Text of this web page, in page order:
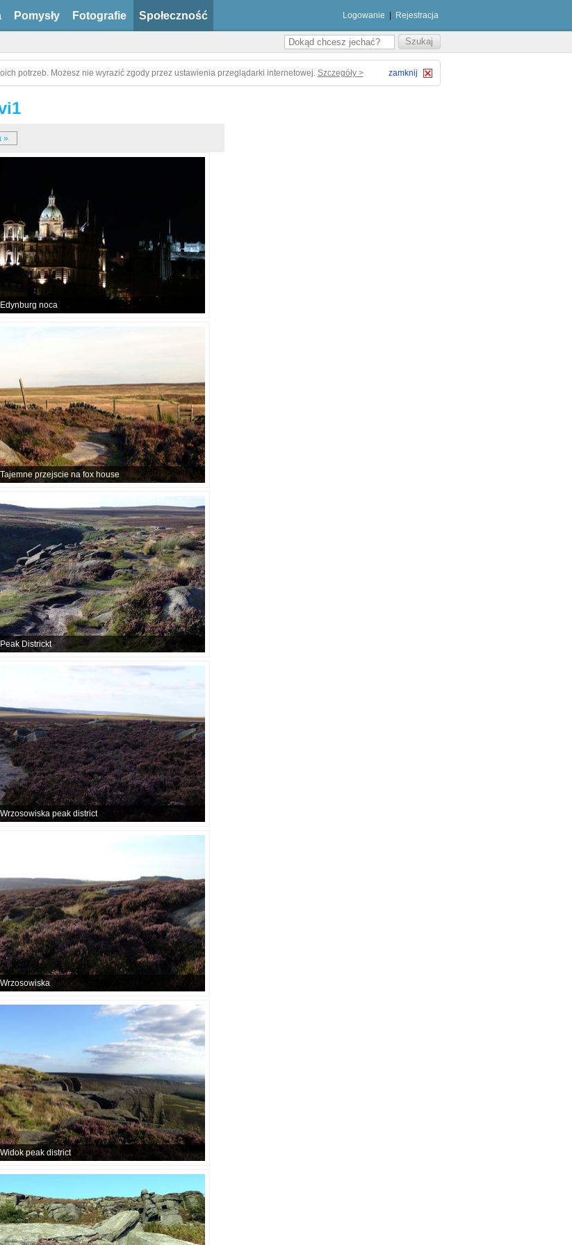
Pomysły Fotografie Społeczność Logowanie Rejestracja
potrzeb. Możesz nie wyrazić zgody przez ustawienia przeglądarki internetowej. Szczegóły > zamknij
»
Edynburg noca
Tajemne przejscie na fox house
Peak Districkt
Wrzosowiska peak district
Wrzosowiska
Widok peak district